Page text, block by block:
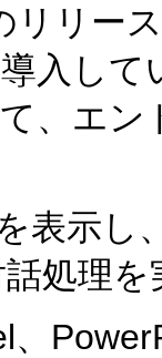
リリー
入し
、エ
表示し
処理を
、